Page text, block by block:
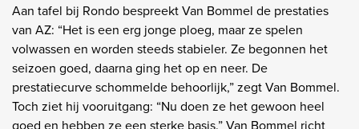
Aan tafel bij Rondo bespreekt Van Bommel de prestaties
van AZ: “Het is een erg jonge ploeg, maar ze spelen
volwassen en worden steeds stabieler. Ze begonnen het
seizoen goed, daarna ging het op en neer. De
prestatiecurve schommelde behoorlijk,” zegt Van Bommel.
Toch ziet hij vooruitgang: “Nu doen ze het gewoon heel